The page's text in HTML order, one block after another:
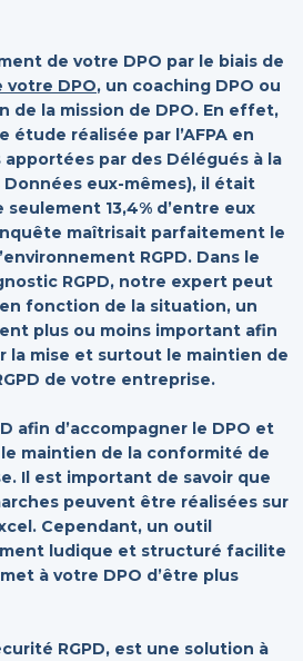
de votre DPO par le biais de
DPO, un coaching DPO ou
de la mission de DPO. En effet,
étude réalisée par l’AFPA en
apportées par des Délégués à la
eux-mêmes), il était
13,4% d’entre eux
maîtrisait parfaitement le
RGPD. Dans le
RGPD, notre expert peut
fonction de la situation, un
plus ou moins important afin
la mise et surtout le maintien de
de votre entreprise.
afin d’accompagner le DPO et
le maintien de la conformité de
Il est important de savoir que
peuvent être réalisées sur
Cependant, un outil
ludique et structuré facilite
à votre DPO d’être plus
RGPD, est une solution à